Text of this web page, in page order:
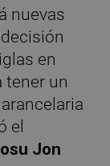
nuevas
en
tener un
el
Jon